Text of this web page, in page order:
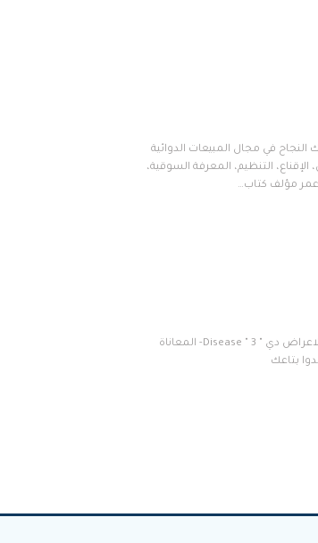
في مجال المبيعات الدوائية
التنظيم، المعرفة السوقية،
عمر مؤلف كتاب…
1- اذكر الاعراض اللي بيعاني من المريض 2- السبب اللي ورا الاعراض دي " Disease " 3- المعاناة